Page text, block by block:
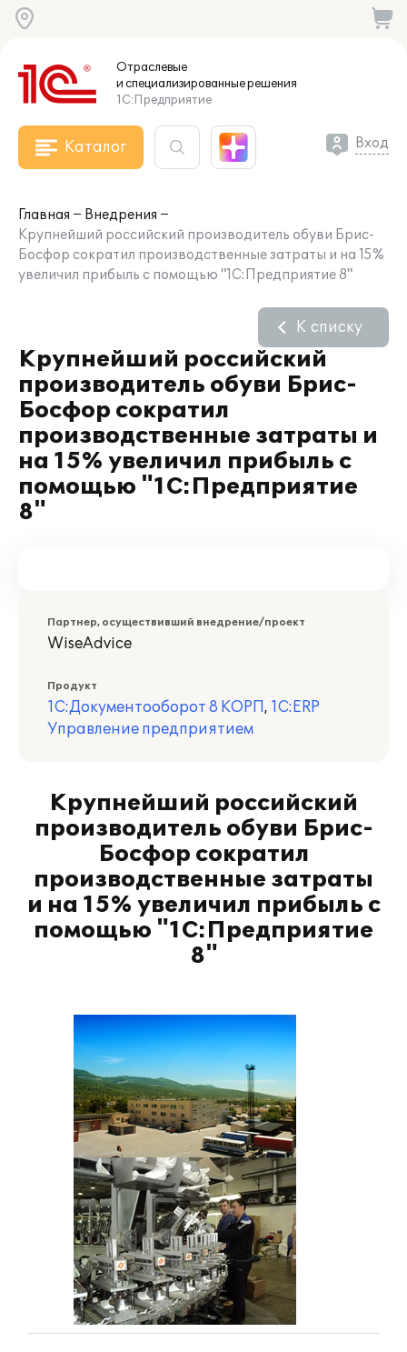
Отраслевые
и специализированныерешения
1С:Предприятие
Каталог Вход
Главная
Внедрения
Крупнейший российский производитель обуви Брис-
Босфор сократил производственные затраты и на 15%
увеличил прибыль с помощью "1С:Предприятие 8"
Крупнейший российский
производитель обуви Брис-
Босфор сократил
производственные затраты и
на 15% увеличил прибыль с
помощью "1С:Предприятие
8"
К списку
Партнер, осуществивший внедрение/проект
WiseAdvice
Продукт
1С:Документооборот 8 КОРП, 1С:ERP
Управление предприятием
Крупнейший российский
производитель обуви Брис-
Босфор сократил
производственные затраты
и на 15% увеличил прибыль с
помощью "1С:Предприятие
8"